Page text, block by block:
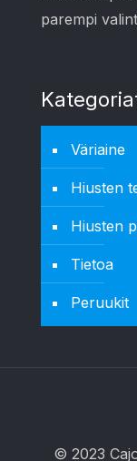
parempi
Väriaine
Hiusten
Hiusten
Tietoa
Peruukit
© 2023